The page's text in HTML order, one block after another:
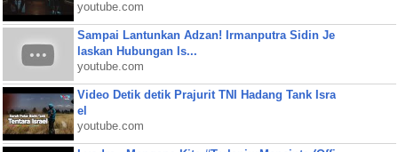
youtube.com
Sampai Lantunkan Adzan! Irmanputra Sidin Je
laskan Hubungan Is...
youtube.com
Video Detik detik Prajurit TNI Hadang Tank Isra
el
youtube.com